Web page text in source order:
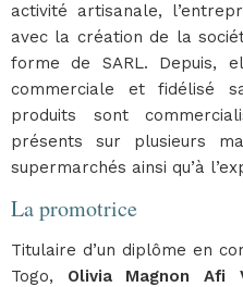
activité artisanale,
avec la création de la
forme de SARL. Depuis,
commerciale et fidélisé
produits sont
présents sur plusieurs
supermarchés ainsi qu’à
La promotrice
Titulaire d’un diplôme en
Togo, Olivia Magnon Afi